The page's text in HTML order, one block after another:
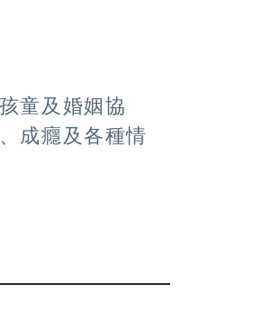
童及婚姻協
成癮及各種情